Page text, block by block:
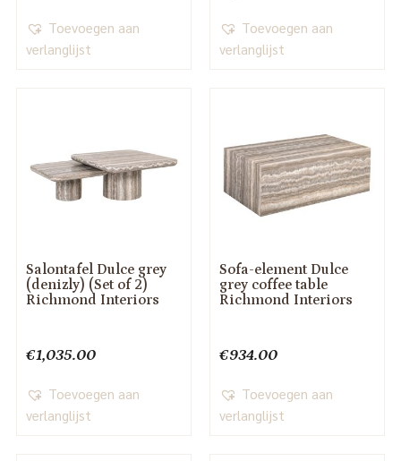
Toevoegen aan
verlanglijst
Toevoegen aan
verlanglijst
Salontafel Dulce grey
(denizly) (Set of 2)
Richmond Interiors
€1,035.00
Toevoegen aan
verlanglijst
Sofa-element Dulce
grey coffee table
Richmond Interiors
€934.00
Toevoegen aan
verlanglijst